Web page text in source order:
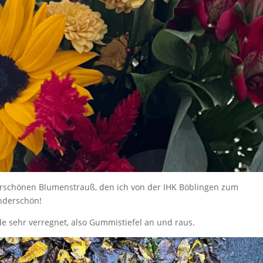
Blumenstrauß, den ich von der IHK Böblingen zum
sehr verregnet, also Gummistiefel an und raus.